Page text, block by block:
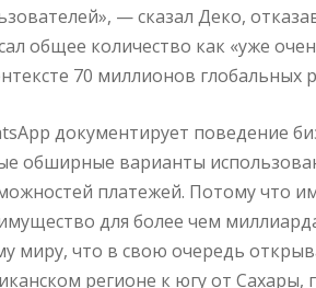
— сказал Деко,
общее количество как «уже
70 миллионов глобальных
документирует поведение
обширные варианты
платежей. Потому что
для более чем
миру, что в свою очередь
регионе к югу от Сахары,